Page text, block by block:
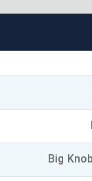
Big